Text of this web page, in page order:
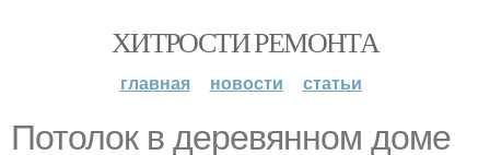
ХИТРОСТИ РЕМОНТА
главная новости статьи
Потолок в деревянном доме